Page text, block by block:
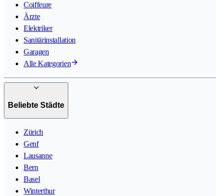
Coiffeure
Ärzte
Elektriker
Sanitärinstallation
Garagen
Alle Kategorien
Beliebte Städte
Zürich
Genf
Lausanne
Bern
Basel
Winterthur